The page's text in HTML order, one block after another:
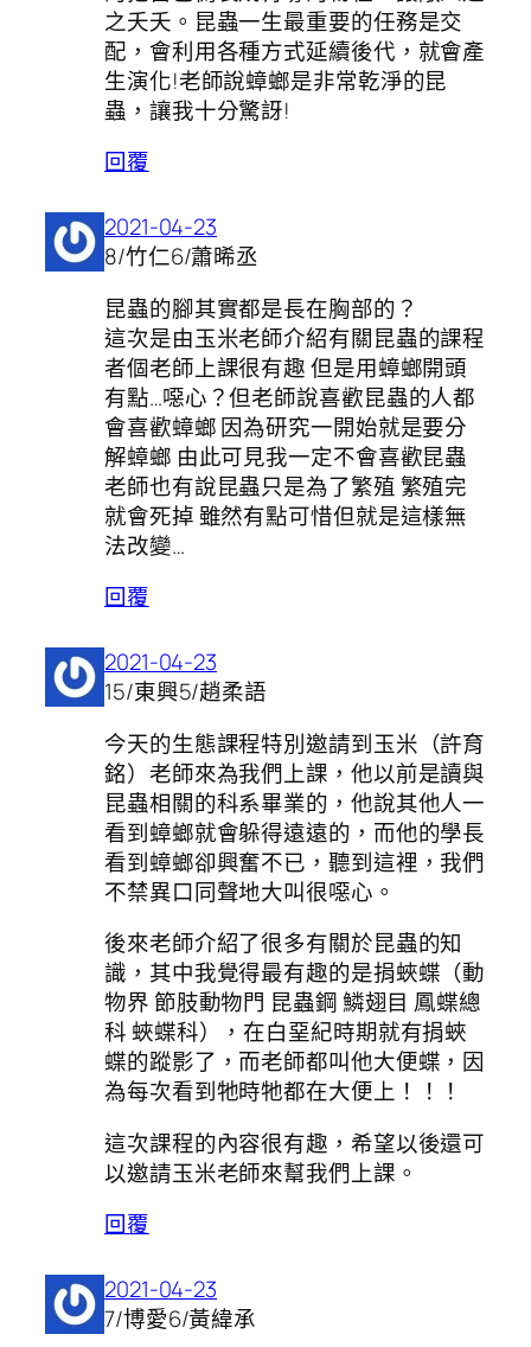
之夭夭。昆蟲一生最重要的任務是交
配，會利用各種方式延續後代，就會產
生演化!老師說蟑螂是非常乾淨的昆
蟲，讓我十分驚訝!
回覆
2021-04-23
8/竹仁6/蕭晞丞
昆蟲的腳其實都是長在胸部的？
這次是由玉米老師介紹有關昆蟲的課程
者個老師上課很有趣 但是用蟑螂開頭
有點…噁心？但老師說喜歡昆蟲的人都
會喜歡蟑螂 因為研究一開始就是要分
解蟑螂 由此可見我一定不會喜歡昆蟲
老師也有說昆蟲只是為了繁殖 繁殖完
就會死掉 雖然有點可惜但就是這樣無
法改變…
回覆
2021-04-23
15/東興5/趙柔語
今天的生態課程特別邀請到玉米（許育
銘）老師來為我們上課，他以前是讀與
昆蟲相關的科系畢業的，他說其他人一
看到蟑螂就會躲得遠遠的，而他的學長
看到蟑螂卻興奮不已，聽到這裡，我們
不禁異口同聲地大叫很噁心。
後來老師介紹了很多有關於昆蟲的知
識，其中我覺得最有趣的是捐蛺蝶（動
物界 節肢動物門 昆蟲鋼 鱗翅目 鳳蝶總
科 蛺蝶科），在白堊紀時期就有捐蛺
蝶的蹤影了，而老師都叫他大便蝶，因
為每次看到牠時牠都在大便上！！！
這次課程的內容很有趣，希望以後還可
以邀請玉米老師來幫我們上課。
回覆
2021-04-23
7/博愛6/黃緯承